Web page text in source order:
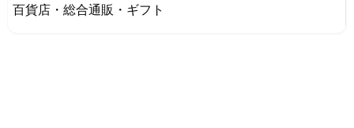
百貨店・総合通販・ギフト